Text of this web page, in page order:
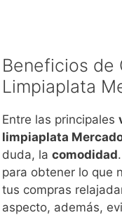
Beneficios de
Limpiaplata
Entre las principales
limpiaplata
duda, la comodidad
para obtener lo que
tus compras
aspecto, además,